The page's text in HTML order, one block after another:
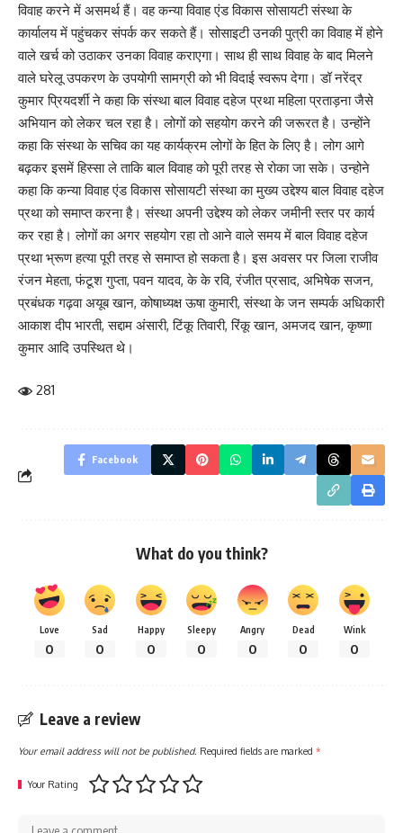
विवाह करने में असमर्थ हैं। वह कन्या विवाह एंड विकास सोसायटी संस्था के
कार्यालय में पहुंचकर संपर्क कर सकते हैं। सोसाइटी उनकी पुत्री का विवाह में होने
वाले खर्च को उठाकर उनका विवाह कराएगा। साथ ही साथ विवाह के बाद मिलने
वाले घरेलू उपकरण के उपयोगी सामग्री को भी विदाई स्वरूप देगा। डॉ नरेंद्र
कुमार प्रियदर्शी ने कहा कि संस्था बाल विवाह दहेज प्रथा महिला प्रताड़ना जैसे
अभियान को लेकर चल रहा है। लोगों को सहयोग करने की जरूरत है। उन्होंने
कहा कि संस्था के सचिव का यह कार्यक्रम लोगों के हित के लिए है। लोग आगे
बढ़कर इसमें हिस्सा ले ताकि बाल विवाह को पूरी तरह से रोका जा सके। उन्होने
कहा कि कन्या विवाह एंड विकास सोसायटी संस्था का मुख्य उद्देश्य बाल विवाह दहेज
प्रथा को समाप्त करना है। संस्था अपनी उद्देश्य को लेकर जमीनी स्तर पर कार्य
कर रहा है। लोगों का अगर सहयोग रहा तो आने वाले समय में बाल विवाह दहेज
प्रथा भ्रूण हत्या पूरी तरह से समाप्त हो सकता है। इस अवसर पर जिला राजीव
रंजन मेहता, फंटूश गुप्ता, पवन यादव, के के रवि, रंजीत प्रसाद, अभिषेक सजन,
प्रबंधक गढ़वा अयूब खान, कोषाध्यक्ष ऊषा कुमारी, संस्था के जन सम्पर्क अधिकारी
आकाश दीप भारती, सद्दाम अंसारी, टिंकू तिवारी, रिंकू खान, अमजद खान, कृष्णा
कुमार आदि उपस्थित थे।
281
Facebook
What do you think?
Love
0
Sad
0
Happy
0
Sleepy
0
Angry
0
Dead
0
Wink
0
Leave a review
Your email address will not be published. Required fields are marked *
Your Rating